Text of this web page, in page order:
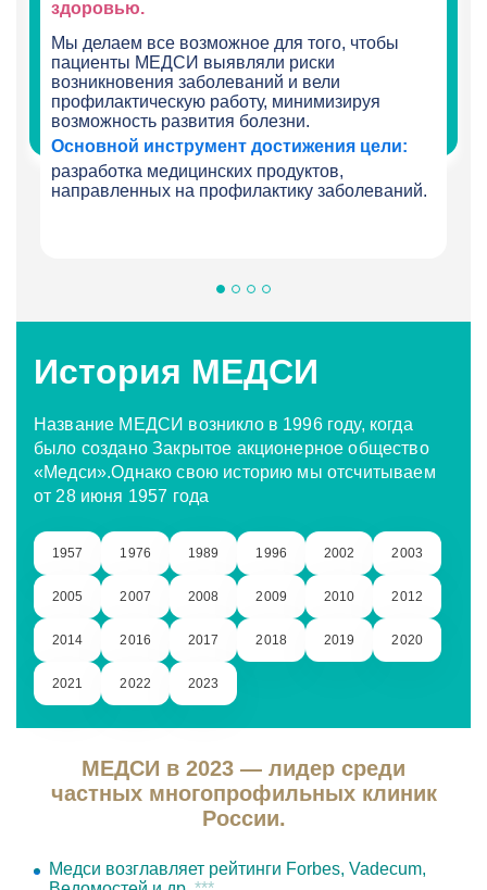
здоровью.
Мы делаем все возможное для того, чтобы
пациенты МЕДСИ выявляли риски
возникновения заболеваний и вели
профилактическую работу, минимизируя
возможность развития болезни.
Основной инструмент достижения цели:
разработка медицинских продуктов,
направленных на профилактику заболеваний.
История МЕДСИ
Название МЕДСИ возникло в 1996 году, когда
было создано Закрытое акционерное общество
«Медси».Однако свою историю мы отсчитываем
от 28 июня 1957 года
1957 1976 1989 1996 2002 2003
2005 2007 2008 2009 2010 2012
2014 2016 2017 2018 2019 2020
2021 2022 2023
МЕДСИ в 2023 — лидер среди
частных многопрофильных клиник
России.
Медси возглавляет рейтинги Forbes, Vadecum,